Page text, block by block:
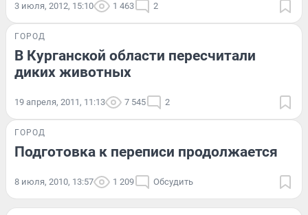
3 июля, 2012, 15:10 1 463 2
ГОРОД
В Курганской области пересчитали
диких животных
19 апреля, 2011, 11:13 7 545 2
ГОРОД
Подготовка к переписи продолжается
8 июля, 2010, 13:57 1 209 Обсудить